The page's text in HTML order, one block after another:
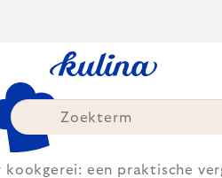
kookgerei: een praktische